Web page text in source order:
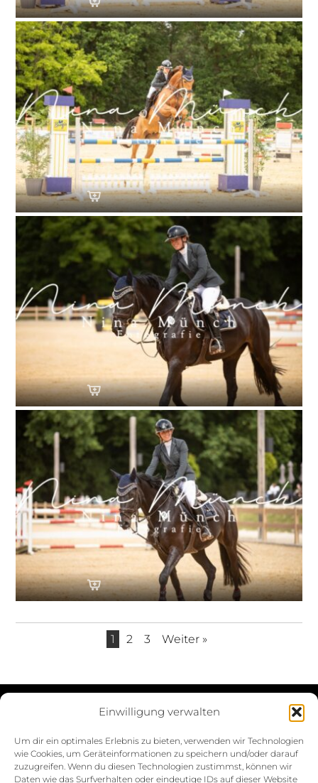
Einwilligung verwalten
Um dir ein optimales Erlebnis zu bieten, verwenden wir Technologien
wie Cookies, um Geräteinformationen zu speichern und/oder darauf
zuzugreifen. Wenn du diesen Technologien zustimmst, können wir
Daten wie das Surfverhalten oder eindeutige IDs auf dieser Website
1 2 3 Weiter »
Impressum